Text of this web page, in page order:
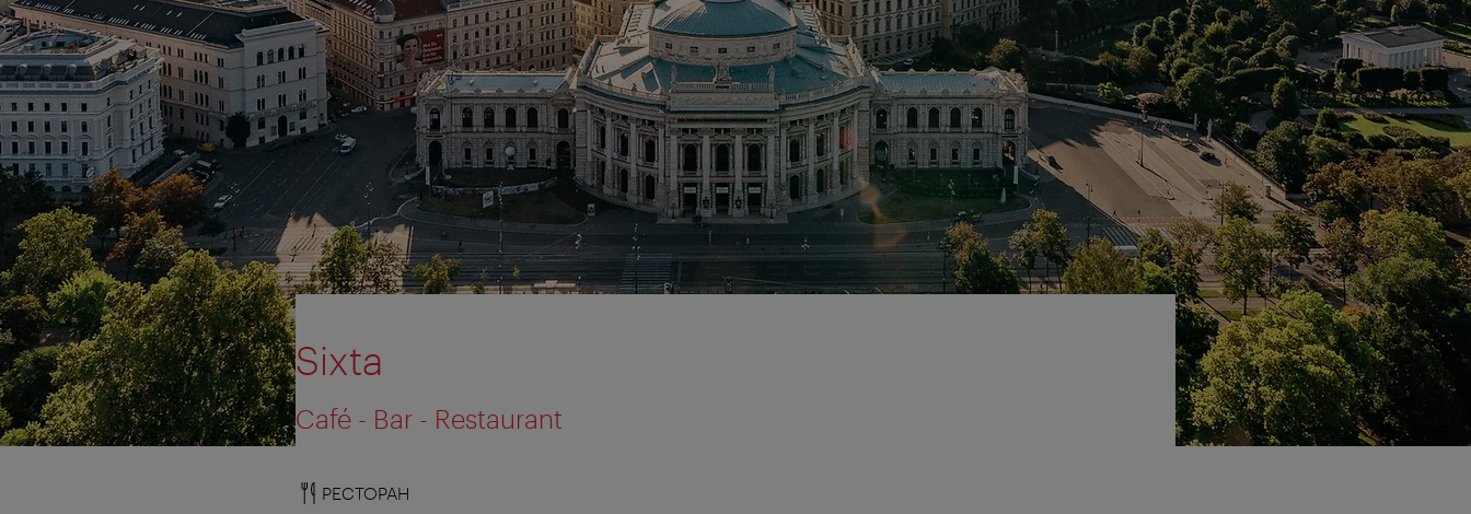
Sixta
Café - Bar - Restaurant
РЕСТОРАН